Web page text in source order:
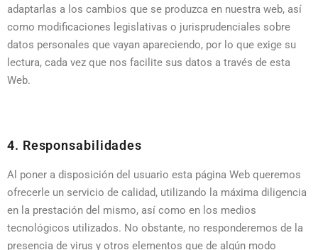
adaptarlas a los cambios que se produzca en nuestra web, así
como modificaciones legislativas o jurisprudenciales sobre
datos personales que vayan apareciendo, por lo que exige su
lectura, cada vez que nos facilite sus datos a través de esta
Web.
4. Responsabilidades
Al poner a disposición del usuario esta página Web queremos
ofrecerle un servicio de calidad, utilizando la máxima diligencia
en la prestación del mismo, así como en los medios
tecnológicos utilizados. No obstante, no responderemos de la
presencia de virus y otros elementos que de algún modo